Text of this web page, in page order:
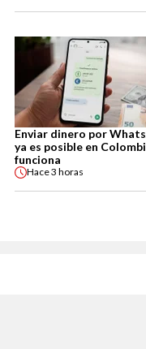
Enviar dinero por
ya es posible en
funciona
Hace3 horas